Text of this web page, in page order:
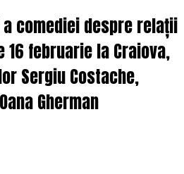
comediei despre relații
16 februarie la Craiova,
Sergiu Costache,
Gherman